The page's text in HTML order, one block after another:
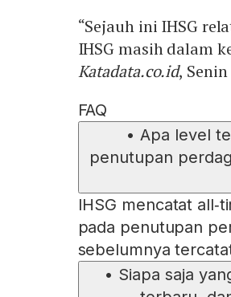
“Sejauh ini IHSG
IHSG masih dalam
Katadata.co.id,
FAQ
• Apa level
penutupan
IHSG mencatat
pada penutupan
sebelumnya
• Siapa saja